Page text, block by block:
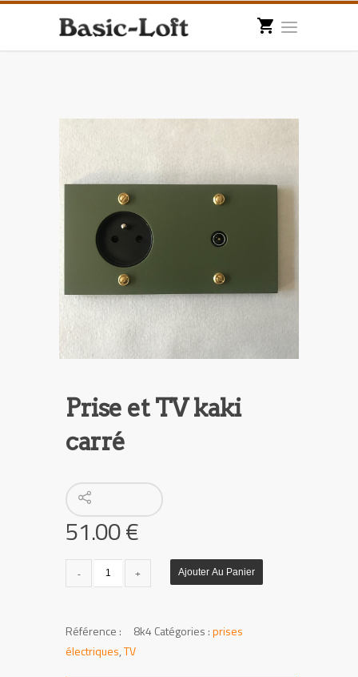
Prise et TV kaki
carré
51.00€
quantité
de
et
TV
Ajouter Au Panier
UGS :
8k4 Catégories :prises
électriques,TV